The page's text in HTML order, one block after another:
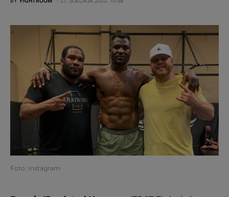
Foto: Instagram